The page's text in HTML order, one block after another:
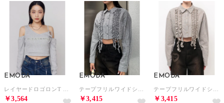
EMODA
￥3,564
EMODA
￥3,415
EMODA
￥3,415